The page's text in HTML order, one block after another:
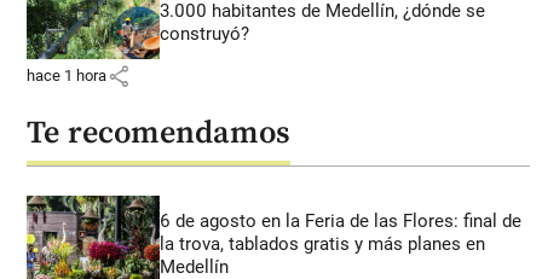
3.000 habitantes de Medellín, ¿dónde se
construyó?
hace 1 hora share
Te recomendamos
6 de agosto en la Feria de las Flores: final de
la trova, tablados gratis y más planes en
Medellín